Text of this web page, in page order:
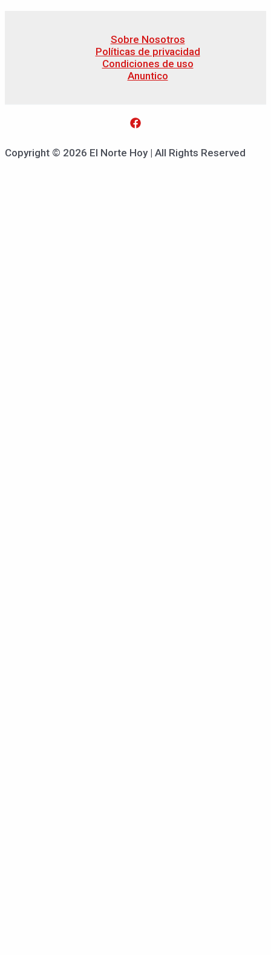
Sobre Nosotros
Políticas de privacidad
Condiciones de uso
Anuntico
Copyright © 2026 El Norte Hoy | All Rights Reserved